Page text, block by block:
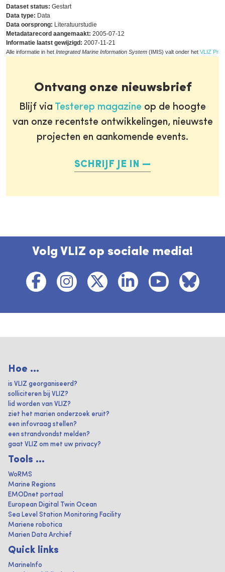
Dataset status: Gestart
Data type: Data
Data oorsprong: Literatuurstudie
Metadatarecord aangemaakt: 2005-07-12
Informatie laatst gewijzigd: 2007-11-21
Alle informatie in het Integrated Marine Information System (IMIS) valt onder het VLIZ
Ontvang onze nieuwsbrief
Blijf via Testerep magazine op de hoogte
van onze recentste ontwikkelingen, nieuwste
projecten en aankomende events.
SCHRIJF JE IN
Volg VLIZ op sociale media!
Hoe ...
is VLIZ georganiseerd?
solliciteren bij VLIZ?
lid worden van VLIZ?
ziet het marien onderzoek eruit?
een infovraag stellen?
een strandvondst melden?
gaat VLIZ om met uw privacy?
Tools ...
WoRMS
Marine Regions
EMODnet portaal
European Digital Twin Ocean
Sea Level Station Monitoring Facility
Mariene robotica
Marien Data Archief
Quick links
MarineInfo